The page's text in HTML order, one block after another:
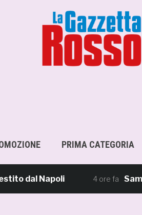
PRIMA CATEGORIA
Napoli 4 ore fa Samb, la